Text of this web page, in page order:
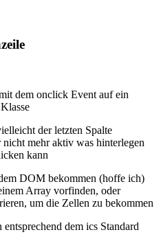
dem onclick Event auf ein
der letzten Spalte
nicht mehr aktiv was hinterlegen
kann
DOM bekommen (hoffe ich)
Array vorfinden, oder
um die Zellen zu bekommen
dem ics Standard